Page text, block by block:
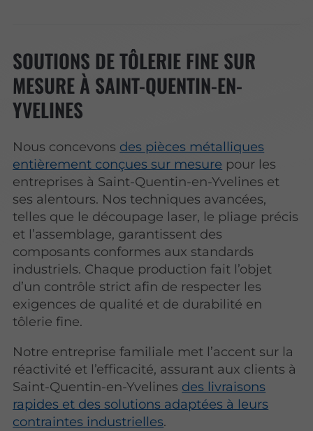
SOUTIONS DE TÔLERIE FINE SUR
MESURE À SAINT-QUENTIN-EN-
YVELINES
Nous concevons des pièces métalliques
entièrement conçues sur mesure pour les
entreprises à Saint-Quentin-en-Yvelines et
ses alentours. Nos techniques avancées,
telles que le découpage laser, le pliage précis
et l’assemblage, garantissent des
composants conformes aux standards
industriels. Chaque production fait l’objet
d’un contrôle strict afin de respecter les
exigences de qualité et de durabilité en
tôlerie fine.
Notre entreprise familiale met l’accent sur la
réactivité et l’efficacité, assurant aux clients à
Saint-Quentin-en-Yvelines des livraisons
rapides et des solutions adaptées à leurs
contraintes industrielles.